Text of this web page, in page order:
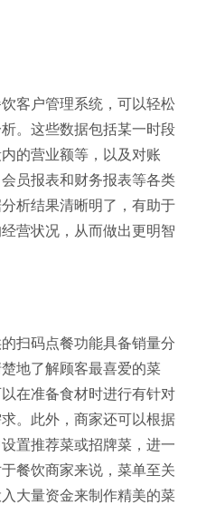
客户管理系统，可以轻松
。这些数据包括某一时段
的营业额等，以及对账
员报表和财务报表等各类
析结果清晰明了，有助于
营状况，从而做出更明智
扫码点餐功能具备销量分
地了解顾客最喜爱的菜
在准备食材时进行有针对
。此外，商家还可以根据
置推荐菜或招牌菜，进一
于餐饮商家来说，菜单至关
大量资金来制作精美的菜